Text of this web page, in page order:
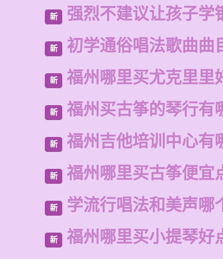
新 强烈不建议让孩子学
新 初学通俗唱法歌曲曲
新 福州哪里买尤克里里
新 福州买古筝的琴行有
新 福州吉他培训中心有
新 福州哪里买古筝便宜
新 学流行唱法和美声哪
新 福州哪里买小提琴好